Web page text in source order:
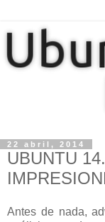
22 abril, 2014
UBUNTU
Antes de nada,